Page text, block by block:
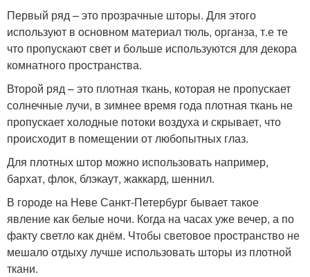
Первый ряд – это прозрачные шторы. Для этого
используют в основном материал тюль, органза, т.е те
что пропускают свет и больше используются для декора
комнатного пространства.
Второй ряд – это плотная ткань, которая не пропускает
солнечные лучи, в зимнее время года плотная ткань не
пропускает холодные потоки воздуха и скрывает, что
происходит в помещении от любопытных глаз.
Для плотных штор можно использовать например,
бархат, флок, блэкаут, жаккард, шеннил.
В городе на Неве Санкт-Петербург бывает такое
явление как белые ночи. Когда на часах уже вечер, а по
факту светло как днём. Чтобы световое пространство не
мешало отдыху лучше использовать шторы из плотной
ткани.